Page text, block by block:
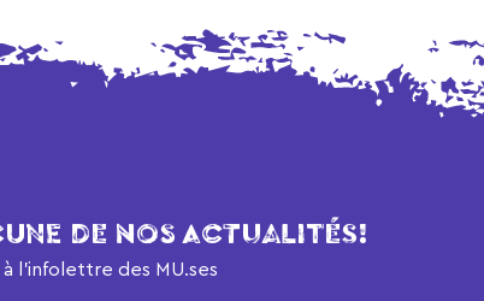
DE NOS ACTUALITÉS!
l’infolettre des MU.ses